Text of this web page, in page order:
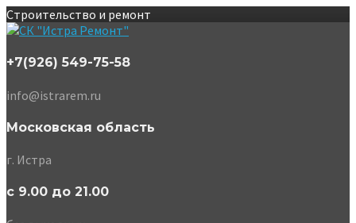
Строительство и ремонт
+7(926) 549-75-58
info@istrarem.ru
Московская область
г. Истра
с 9.00 до 21.00